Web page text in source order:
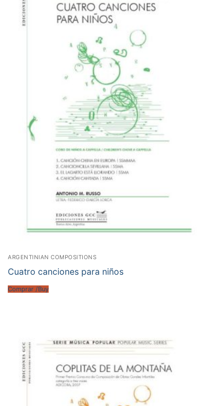
ARGENTINIAN COMPOSITIONS
Cuatro canciones para niños
Comprar /Buy